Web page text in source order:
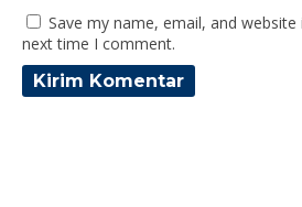
Save my name, email, and
next time I comment.